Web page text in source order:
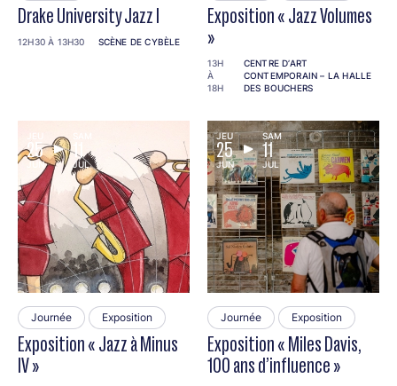
Drake University Jazz I
12H30 À 13H30 SCÈNE DE CYBÈLE
Exposition « Jazz Volumes
»
13H
À
18H
CENTRE D’ART
CONTEMPORAIN – LA HALLE
DES BOUCHERS
JEU
25
JUN
11
JUL
Journée Exposition
Exposition « Jazz à Minus
IV »
JEU
25
JUN
SAM
11
JUL
Journée Exposition
Exposition « Miles Davis,
100 ans d’influence »